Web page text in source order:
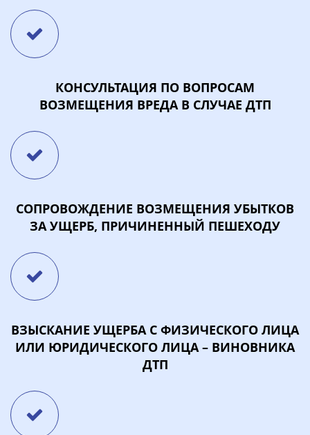
КОНСУЛЬТАЦИЯ ПО ВОПРОСАМ
ВОЗМЕЩЕНИЯ ВРЕДА В СЛУЧАЕ ДТП
СОПРОВОЖДЕНИЕ ВОЗМЕЩЕНИЯ УБЫТКОВ
ЗА УЩЕРБ, ПРИЧИНЕННЫЙ ПЕШЕХОДУ
ВЗЫСКАНИЕ УЩЕРБА С ФИЗИЧЕСКОГО ЛИЦА
ИЛИ ЮРИДИЧЕСКОГО ЛИЦА – ВИНОВНИКА
ДТП